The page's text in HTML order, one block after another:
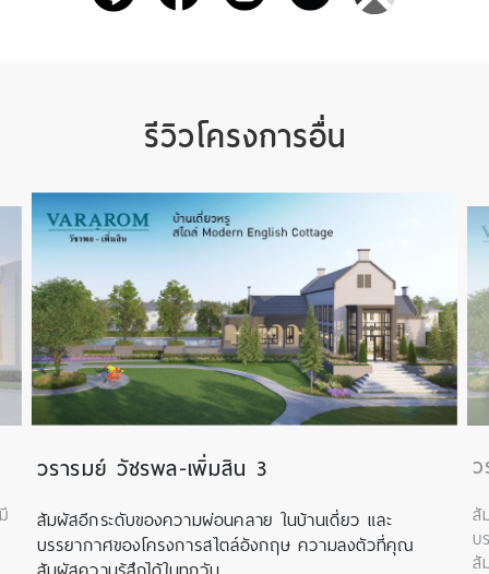
รีวิวโครงการอื่น
วรารมย์ วัชรพล-เพิ่มสิน 3
สัมผัสอีกระดับของความผ่อนคลาย ในบ้านเดี่ยว และ
บรรยากาศของโครงการสไตล์อังกฤษ ความลงตัวที่คุณ
สั
บ
สั